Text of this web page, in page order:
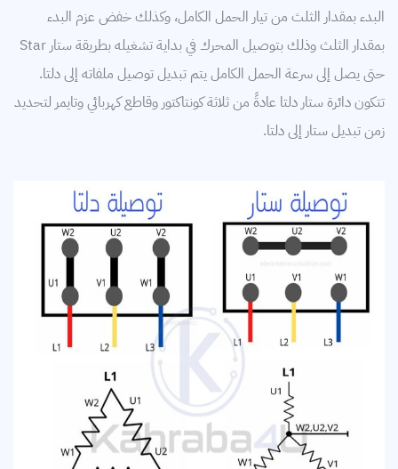
البدء بمقدار الثلث من تيار الحمل الكامل، وكذلك خفض عزم البدء
بمقدار الثلث وذلك بتوصيل المحرك في بداية تشغيله بطريقة ستار Star
حتى يصل إلى سرعة الحمل الكامل يتم تبديل توصيل ملفاته إلى دلتا.
تتكون دائرة ستار دلتا عادةً من ثلاثة كونتاكتور وقاطع كهربائي وتايمر لتحديد
زمن تبديل ستار إلى دلتا.